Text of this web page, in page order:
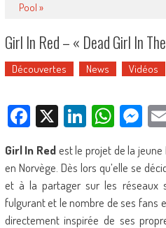
Pool »
Girl In Red – « Dead Girl In
Découvertes News Vidéos
Facebook
X LinkedIn
Girl In Redest le projet de la jeune
en Norvège. Dès lors qu’elle se
et à la partager sur les réseaux
fulgurant et le nombre de ses fans
directement inspirée de ses